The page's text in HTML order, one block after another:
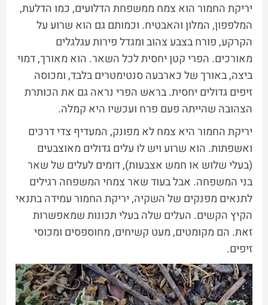
יריקת החמור הוא צמח ממשפחת הדלועים, כמו הדלעת,
המלפפון, המלון והאבטיח. וכמותם גם הוא שרוע על
הקרקע, פורח בצבע צהוב ומגדל פירות עגלגלים
מאורכים. הפרי קטן יחסית לכל השאר. הוא מאורך, דמוי
ביצה, באורך של כארבעה סנטימטרים בלבד, ומכוסה
זיפים גדולים יחסית. בראש הפרי נראה גם את הכותרת
הצהובה שהייתה פעם פרח ועכשיו היא קמלה.
יריקת החמור היא צמח לא מפונק, המעדיף צדי דרכים
ואשפתות. הוא שרוע ויש לו עלים גדולים מאוצבעים
(בעלי שלוש או חמש אצבעות), דומים לעלים של שאר
בני המשפחה. אבל בעוד שאר צמחי המשפחה רגילים
לתנאים מפנקים של השקיה, יריקת החמור עמידה בתנאי
הקיץ הקשים. העלים שלה בעלי תכונות שמאפשרות
זאת. הם מקומטים, מעט קשיחים, מחוספסים ומכוסי
זיפים.